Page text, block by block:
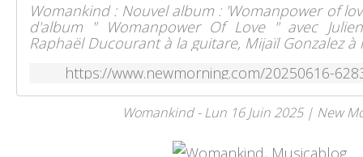
Womankind : Nouvel album : 'Womanpower of
d'album " Womanpower Of Love " avec
Raphaël Ducourant à la guitare, Mijaïl Gonzalez à
https://www.newmorning.com/20250616-
Womankind - Lun 16 Juin 2025 | New